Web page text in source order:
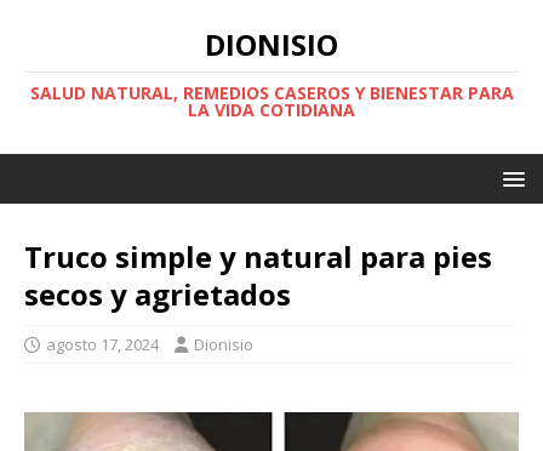
DIONISIO
SALUD NATURAL, REMEDIOS CASEROS Y BIENESTAR PARA
LA VIDA COTIDIANA
Truco simple y natural para pies
secos y agrietados
agosto 17, 2024 Dionisio